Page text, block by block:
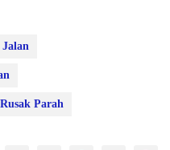
Jalan
Rusak Parah